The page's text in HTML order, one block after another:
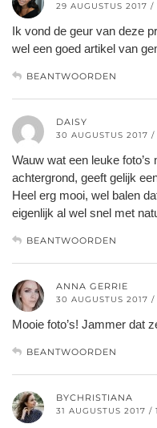
29 AUGUSTUS 2017 /
Ik vond de geur van deze
wel een goed artikel van
BEANTWOORDEN
DAISY
30 AUGUSTUS 2017 /
Wauw wat een leuke
achtergrond, geeft gelijk
Heel erg mooi, wel balen
eigenlijk al wel snel met
BEANTWOORDEN
ANNA GERRIE
30 AUGUSTUS 2017 /
Mooie foto’s! Jammer dat
BEANTWOORDEN
BYCHRISTIANA
31 AUGUSTUS 2017 /